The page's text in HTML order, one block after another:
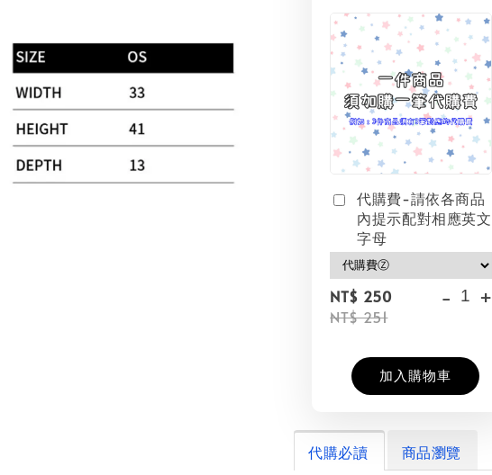
代購費-請依各商品
內提示配對相應英文
字母
NT$ 250
NT$ 251
- +
加入購物車
代購必讀 商品瀏覽